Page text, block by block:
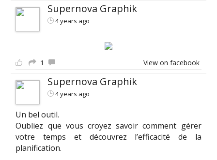
Supernova Graphik
4 years ago
1 View on facebook
Supernova Graphik
4 years ago
Un bel outil.
Oubliez que vous croyez savoir comment gérer
votre temps et découvrez l’efficacité de la
planification.